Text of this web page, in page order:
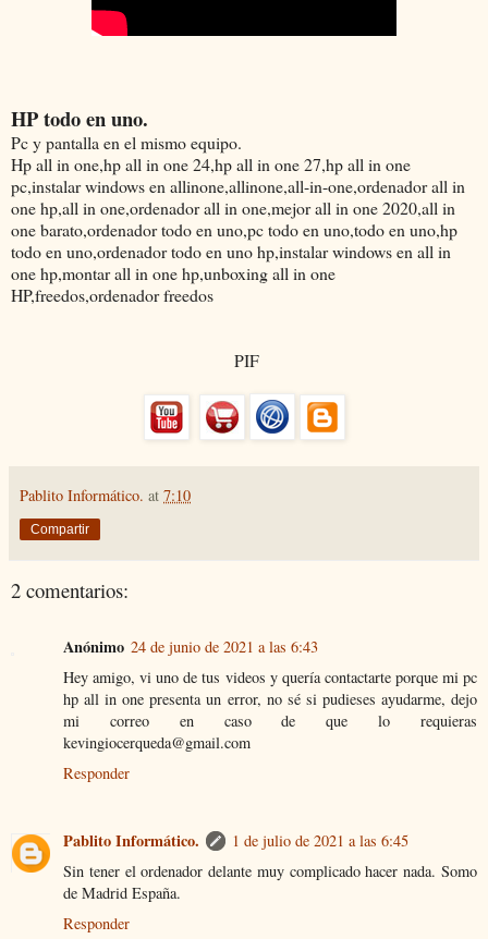
HP todo en uno.
Pc y pantalla en el mismo equipo.
Hp all in one,hp all in one 24,hp all in one 27,hp all in one
pc,instalar windows en allinone,allinone,all-in-one,ordenador all in
one hp,all in one,ordenador all in one,mejor all in one 2020,all in
one barato,ordenador todo en uno,pc todo en uno,todo en uno,hp
todo en uno,ordenador todo en uno hp,instalar windows en all in
one hp,montar all in one hp,unboxing all in one
HP,freedos,ordenador freedos
PIF
Pablito Informático. at 7:10
Compartir
2 comentarios:
Anónimo 24 de junio de 2021 a las 6:43
Hey amigo, vi uno de tus videos y quería contactarte porque mi pc
hp all in one presenta un error, no sé si pudieses ayudarme, dejo
mi correo en caso de que lo requieras
kevingiocerqueda@gmail.com
Responder
Pablito Informático.
1 de julio de 2021 a las 6:45
Sin tener el ordenador delante muy complicado hacer nada. Somo
de Madrid España.
Responder